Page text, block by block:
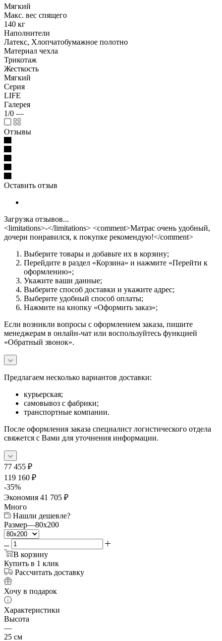
Мягкий
Макс. вес спящего
140 кг
Наполнители
Латекс, Хлопчатобумажное полотно
Материал чехла
Трикотаж
Жесткость
Мягкий
Серия
LIFE
Галерея
1/0 —
Отзывы
Оставить отзыв
Загрузка отзывов...
<limitations>-</limitations> <comment>Матрас очень удобный,
дочери понравился, к покупке рекомендую!</comment>
Выберите товары и добавьте их в корзину;
Перейдите в раздел «Корзина» и нажмите «Перейти к
оформлению»;
Укажите ваши данные;
Выберите способ доставки и укажите адрес;
Выберите удобный способ оплаты;
Нажмите на кнопку «Оформить заказ»;
Если возникли вопросы с оформлением заказа, пишите
менеджерам в онлайн-чат или воспользуйтесь функцией
«Обратный звонок».
Предлагаем несколько вариантов доставки:
курьерская;
самовывоз с фабрики;
транспортные компании.
После оформления заказа специалист логистического отдела
свяжется с Вами для уточнения информации.
77 455 ₽
119 160 ₽
-35%
Экономия 41 705 ₽
Много
Нашли дешевле?
Размер—80x200
В корзину
Купить в 1 клик
Рассчитать доставку
Хочу в подарок
Характеристики
Высота
—
25 см